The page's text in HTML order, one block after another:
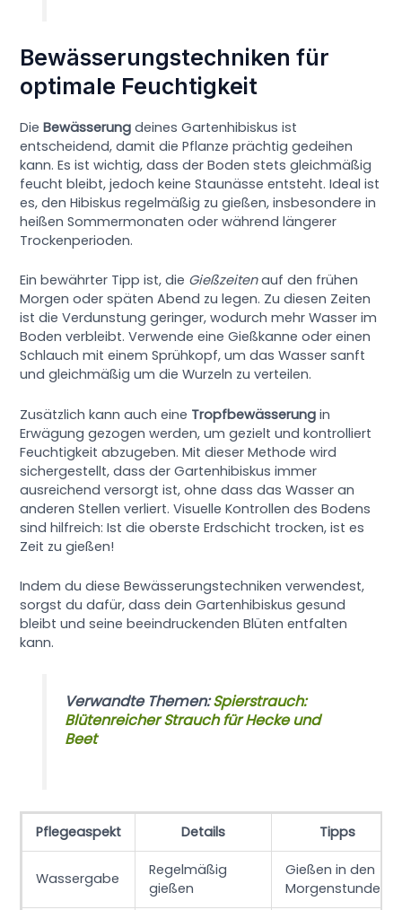
Bewässerungstechniken für
optimale Feuchtigkeit
DieBewässerung deines Gartenhibiskus ist
entscheidend, damit die Pflanze prächtig gedeihen
kann. Es ist wichtig, dass der Boden stets gleichmäßig
feucht bleibt, jedoch keine Staunässe entsteht. Ideal ist
es, den Hibiskus regelmäßig zu gießen, insbesondere in
heißen Sommermonaten oder während längerer
Trockenperioden.
Ein bewährter Tipp ist, die Gießzeitenauf den frühen
Morgen oder späten Abend zu legen. Zu diesen Zeiten
ist die Verdunstung geringer, wodurch mehr Wasser im
Boden verbleibt. Verwende eine Gießkanne oder einen
Schlauch mit einem Sprühkopf, um das Wasser sanft
und gleichmäßig um die Wurzeln zu verteilen.
Zusätzlich kann auch eine Tropfbewässerung in
Erwägung gezogen werden, um gezielt und kontrolliert
Feuchtigkeit abzugeben. Mit dieser Methode wird
sichergestellt, dass der Gartenhibiskus immer
ausreichend versorgt ist, ohne dass das Wasser an
anderen Stellen verliert. Visuelle Kontrollen des Bodens
sind hilfreich: Ist die oberste Erdschicht trocken, ist es
Zeit zu gießen!
Indem du diese Bewässerungstechniken verwendest,
sorgst du dafür, dass dein Gartenhibiskus gesund
bleibt und seine beeindruckenden Blüten entfalten
kann.
Verwandte Themen:Spierstrauch:
Blütenreicher Strauch für Hecke und
Beet
Pflegeaspekt Details Tipps
Wassergabe
Regelmäßig
gießen
Gießen in den
Morgenstunden